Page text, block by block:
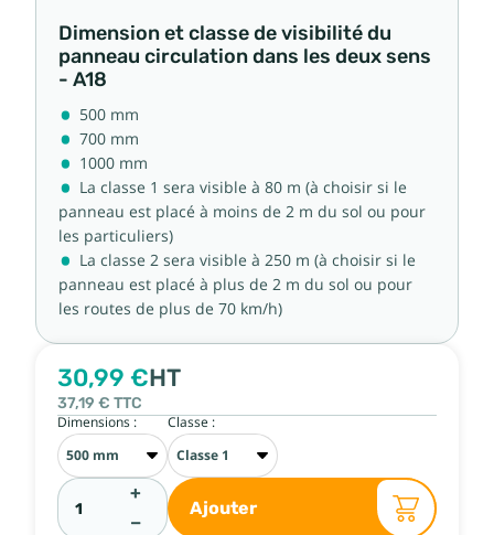
Dimension et classe de visibilité du
panneau circulation dans les deux sens
- A18
500 mm
700 mm
1000 mm
La classe 1 sera visible à 80 m (à choisir si le
panneau est placé à moins de 2 m du sol ou pour
les particuliers)
La classe 2 sera visible à 250 m (à choisir si le
panneau est placé à plus de 2 m du sol ou pour
les routes de plus de 70 km/h)
30,99 €HT
37,19 € TTC
Dimensions : Classe :
+
−
Ajouter